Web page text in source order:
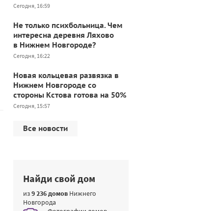
Сегодня, 16:59
Не только психбольница. Чем
интересна деревня Ляхово
в Нижнем Новгороде?
Сегодня, 16:22
Новая кольцевая развязка в
Нижнем Новгороде со
стороны Кстова готова на 50%
Сегодня, 15:57
Все новости
Найди свой дом
из9 236 домов Нижнего
Новгорода